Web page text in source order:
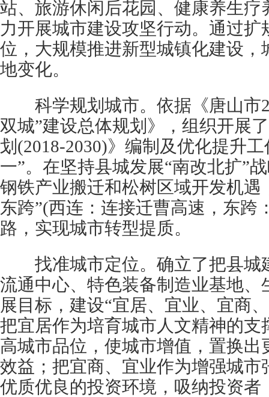
站、旅游休闲后花园、健康养生疗
力开展城市建设攻坚行动。通过扩
位，大规模推进新型城镇化建设，
地变化。
科学规划城市。依据《唐山市
双城”建设总体规划》，组织开展
划(2018-2030)》编制及优化提升
一”。在坚持县城发展“南改北扩”
钢铁产业搬迁和松树区域开发机遇
东跨”(西连：连接迁曹高速，东跨
路，实现城市转型提质。
找准城市定位。确立了把县城
流通中心、特色装备制造业基地、
展目标，建设“宜居、宜业、宜商
把宜居作为培育城市人文精神的支
高城市品位，使城市增值，置换
效益；把宜商、宜业作为增强城市
优质优良的投资环境，吸纳投资者